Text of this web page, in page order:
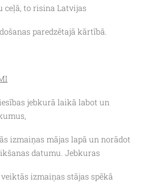
to risina Latvijas
paredzētajā kārtībā.
jebkurā laikā labot un
izmaiņas mājas lapā un norādot
datumu. Jebkuras
izmaiņas stājas spēkā